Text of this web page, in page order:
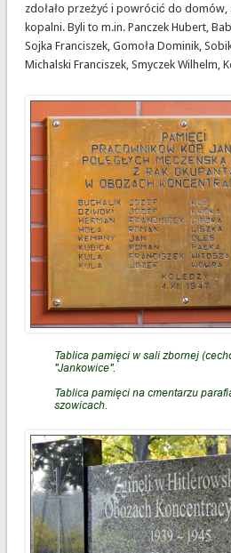
zdołało przeżyć i powrócić do
kopalni. Byli to m.in. Panczek Hubert,
Sojka Franciszek, Gomoła Dominik,
Michalski Franciszek, Smyczek Wilhelm,